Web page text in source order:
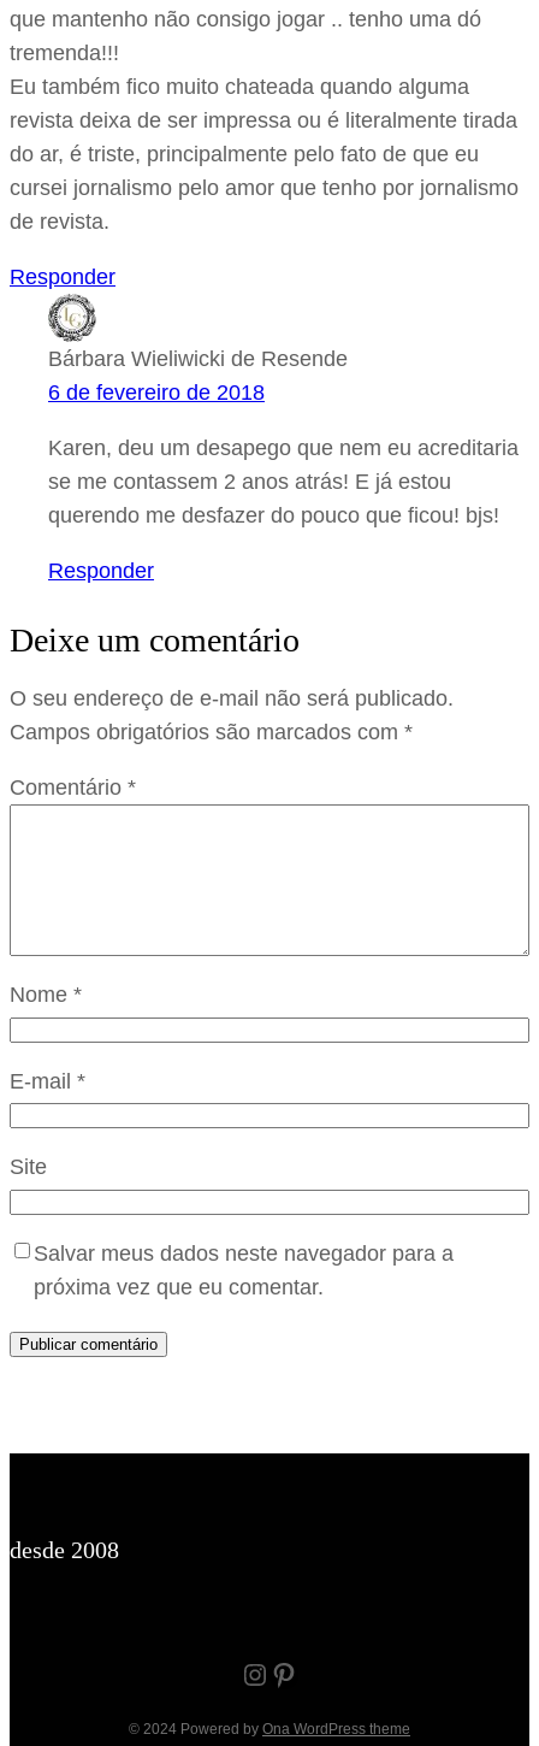
que mantenho não consigo jogar .. tenho uma dó
tremenda!!!
Eu também fico muito chateada quando alguma
revista deixa de ser impressa ou é literalmente tirada
do ar, é triste, principalmente pelo fato de que eu
cursei jornalismo pelo amor que tenho por jornalismo
de revista.
Responder
Bárbara Wieliwicki de Resende
6 de fevereiro de 2018
Karen, deu um desapego que nem eu acreditaria
se me contassem 2 anos atrás! E já estou
querendo me desfazer do pouco que ficou! bjs!
Responder
Deixe um comentário
O seu endereço de e-mail não será publicado.
Campos obrigatórios são marcados com *
Comentário *
Nome *
E-mail *
Site
Salvar meus dados neste navegador para a
próxima vez que eu comentar.
desde 2008
Instagram Pinterest
© 2024 Powered by Ona WordPress theme